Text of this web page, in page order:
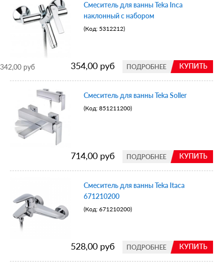
Смеситель для ванны Teka Inca
наклонный с набором
(Код: 5312212)
КУПИТЬ
ПОДРОБНЕЕ
354,00 руб
342,00 руб
Смеситель для ванны Teka Soller
(Код: 851211200)
КУПИТЬ
ПОДРОБНЕЕ
714,00 руб
Смеситель для ванны Teka Itaca
671210200
(Код: 671210200)
КУПИТЬ
ПОДРОБНЕЕ
528,00 руб